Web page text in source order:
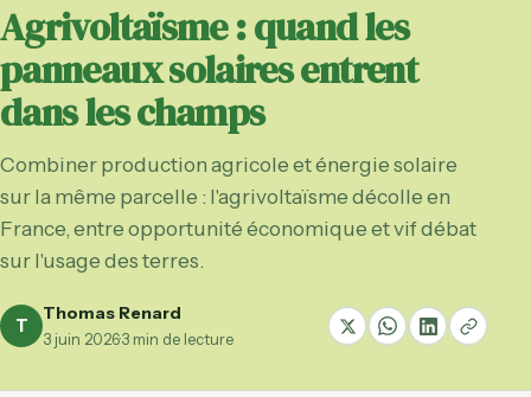
Agrivoltaïsme : quand les
panneaux solaires entrent
dans les champs
Combiner production agricole et énergie solaire
sur la même parcelle : l'agrivoltaïsme décolle en
France, entre opportunité économique et vif débat
sur l'usage des terres.
T
Thomas Renard
3 juin 2026·3 min de lecture